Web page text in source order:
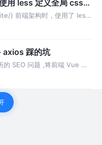
用 less 定义全局 css
) 前端架构时，使用了 less
的组件中去使用而不需要每
axios 踩的坑
的 SEO 问题 ,将前端 Vue 项
现的问题困扰良久，差点放